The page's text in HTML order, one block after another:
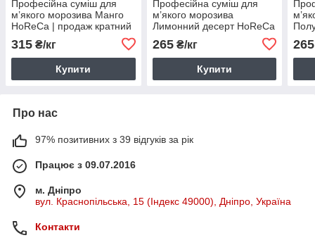
Професійна суміш для
м’якого морозива Манго
HoReCa | продаж кратний
315 ₴/кг
Купити
Професійна суміш для
м’якого морозива
Лимонний десерт HoReCa
265₴/кг
Купити
265
Про нас
97% позитивних з 39 відгуків за рік
Працює з 09.07.2016
м. Дніпро
вул. Краснопільська, 15 (Індекс 49000), Дніпро, Україна
Контакти